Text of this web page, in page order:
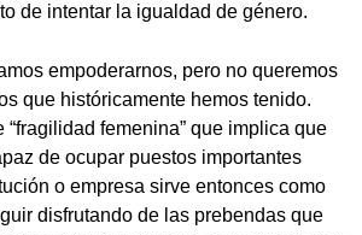
de intentar la igualdad de género.
empoderarnos, pero no queremos
que históricamente hemos tenido.
“fragilidad femenina” que implica que
de ocupar puestos importantes
o empresa sirve entonces como
disfrutando de las prebendas que